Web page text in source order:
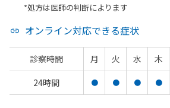
*処方は医師の判断によります
オンライン対応できる症状
診察時間 月 火 水 木
24時間
● ● ● ●